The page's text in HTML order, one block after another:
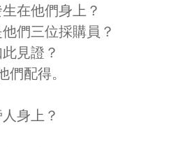
在他們身上？
們三位採購員？
見證？
配得。
身上？